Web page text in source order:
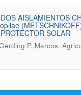
AISLAMIENTOS
SOLAR
P.,Marcos.